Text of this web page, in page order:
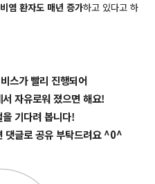
염 환자도 매년 증가하고 있다고 하
스가 빨리 진행되어
서 자유로워 졌으면 해요!
기다려 봅니다!
댓글로 공유 부탁드려요 ^0^